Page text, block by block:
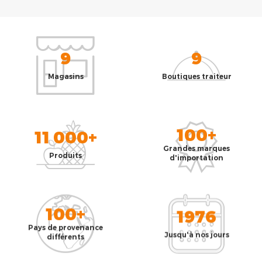
9
Magasins
9
Boutiques traiteur
11 000+
Produits
100+
Grandes marques
d'importation
100+
Pays de provenance
différents
1976
Jusqu'à nos jours